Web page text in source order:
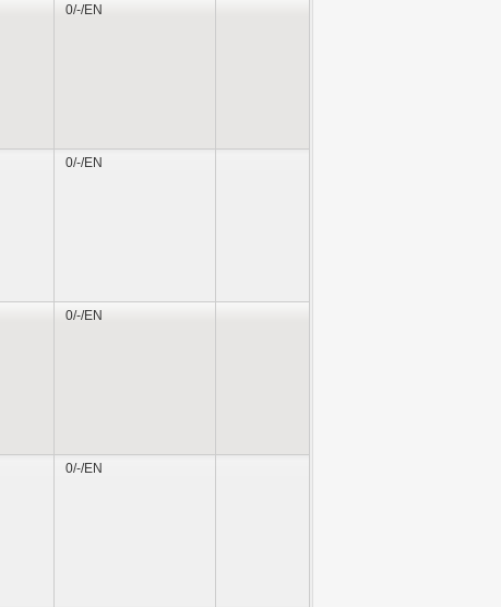
0/-/EN
0/-/EN
0/-/EN
0/-/EN